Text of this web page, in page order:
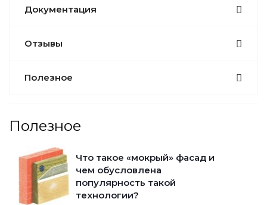
Документация
Отзывы
Полезное
Полезное
Что такое «мокрый» фасад и
чем обусловлена
популярность такой
технологии?